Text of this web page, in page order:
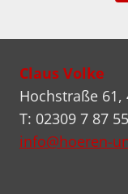
Claus Volke
Hochstraße 61,
T: 02309 7 87
info@hoeren-